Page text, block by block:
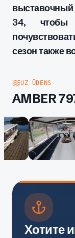
выставочный
34, чтобы
сезон также
UZ ŪDENS
AMBER
Хотите